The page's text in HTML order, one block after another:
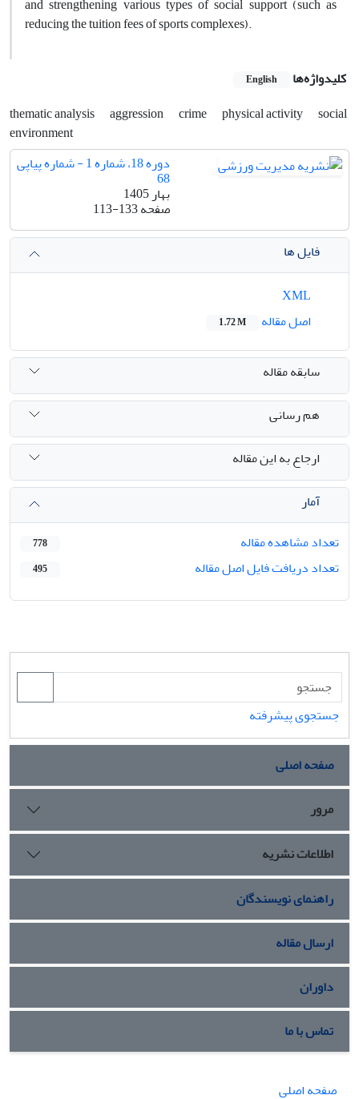
reducing the tuition fees of sports complexes).
کلیدواژه‌ها English
thematic analysis aggression crime physical activity
social
environment
دوره 18، شماره 1 - شماره پیاپی
68
بهار 1405
صفحه113-133
فایل ها
اصل مقاله
1.72 M
سابقه مقاله
هم رسانی
ارجاع به این مقاله
آمار
تعداد مشاهده مقاله
778
تعداد دریافت فایل اصل مقاله 495
جستجوی پیشرفته
صفحه اصلی
مرور
اطلاعات نشریه
راهنمای نویسندگان
ارسال مقاله
داوران
تماس با ما
صفحه اصلی